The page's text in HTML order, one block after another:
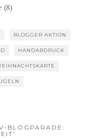
(8)
BLOGGER AKTION
HANDABDRUCK
BLOGPARADE: